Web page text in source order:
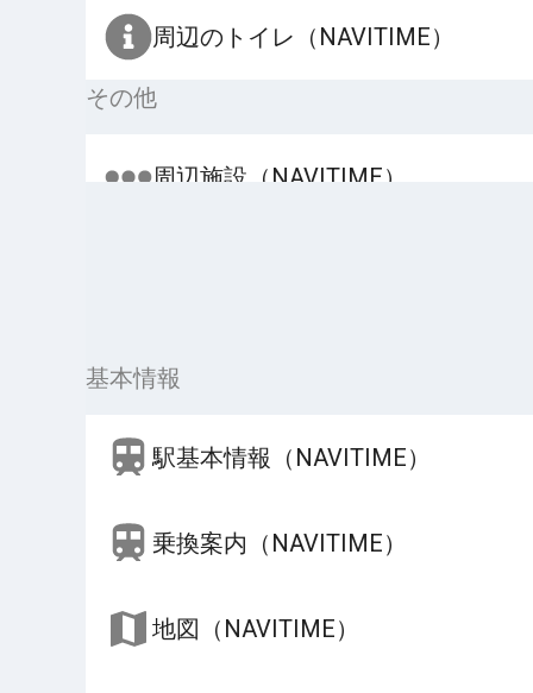
周辺のトイレ（NAVITIME）
その他
周辺施設（NAVITIME）
基本情報
駅基本情報（NAVITIME）
乗換案内（NAVITIME）
地図（NAVITIME）